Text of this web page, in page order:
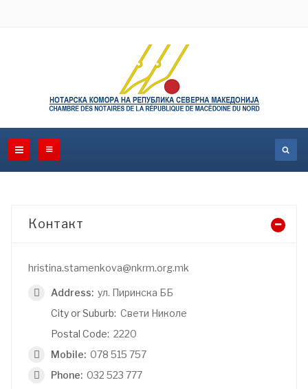
Контакт
hristina.stamenkova@nkrm.org.mk
Address: ул. Пиринска ББ
City or Suburb: Свети Николе
Postal Code: 2220
Mobile: 078 515 757
Phone: 032 523 777